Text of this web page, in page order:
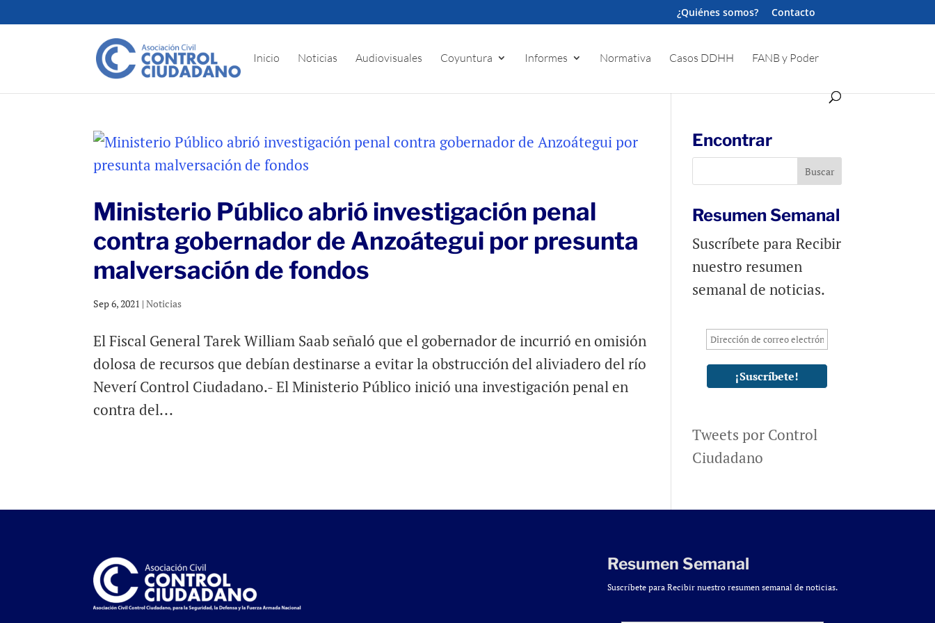
¿Quiénes somos? Contacto
Inicio Noticias Audiovisuales Coyuntura Informes Normativa Casos DDHH FANB y Poder
Ministerio Público abrió investigación penal
contra gobernador de Anzoátegui por presunta
malversación de fondos
Sep 6, 2021 |Noticias
El Fiscal General Tarek William Saab señaló que el gobernador de incurrió en omisión
dolosa de recursos que debían destinarse a evitar la obstrucción del aliviadero del río
Neverí Control Ciudadano.- El Ministerio Público inició una investigación penal en
contra del...
Encontrar
Resumen Semanal
Suscríbete para Recibir
nuestro resumen
semanal de noticias.
Tweets por Control
Ciudadano
Resumen Semanal
Suscríbete para Recibir nuestro resumen semanal de noticias.